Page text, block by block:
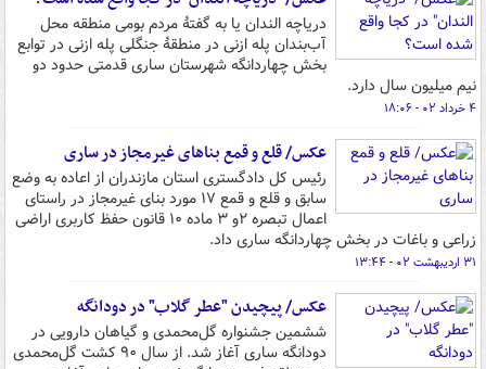
دریاچه الندان یا به گفتۀ مردم بومی منطقه محل
آب‌بندان پله ازنی در منطقۀ جنگلی پله ازنی در توابع
بخش چهاردانگه شهرستان ساری قدمتی حدود دو
نیم میلیون سال دارد.
۴ خرداد ۰۲ - ۱۸:۰۶
عکس/ قلع و قمع بناهای غیرمجاز در ساری
رئیس کل دادگستری استان مازندران از اعاده به وضع
سابق و قلع و قمع ۱۷ مورد بنای غیرمجاز در راستای
اعمال تبصره ۲و ۳ ماده ۱۰ قانون حفظ کاربری اراضی
زراعی و باغات در بخش چهاردانگه ساری داد.
۳۱ اردیبهشت ۰۲ - ۱۳:۴۴
عکس/ پیچیدن "عطر گلاب" در دودانگه
ششمین جشنواره گل‌محمدی و گیاهان دارویی در
دودانگه ساری آغاز شد. از سال ۹۰ کشت گل‌محمدی